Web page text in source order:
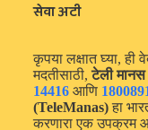
सेवा अटी
कृपया लक्षात घ्या, ही
मदतीसाठी,टेली
14416आणि
(TeleManas)हा
करणारा एक उपक्रम